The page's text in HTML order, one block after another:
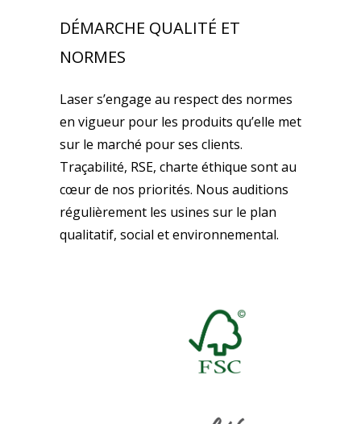
DÉMARCHE QUALITÉ ET
NORMES
Laser s’engage au respect des normes
en vigueur pour les produits qu’elle met
sur le marché pour ses clients.
Traçabilité, RSE, charte éthique sont au
cœur de nos priorités. Nous auditions
régulièrement les usines sur le plan
qualitatif, social et environnemental.